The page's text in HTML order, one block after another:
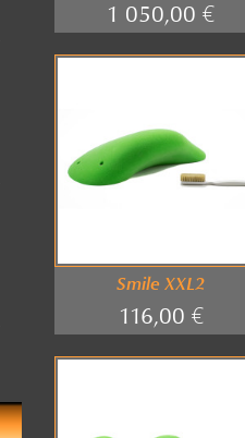
1 050,00 €
Smile XXL2
116,00 €